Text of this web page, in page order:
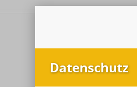
Datenschutz